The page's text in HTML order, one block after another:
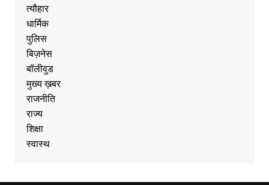
त्यौहार
धार्मिक
पुलिस
बिज़नेस
बॉलीवुड
मुख्य ख़बर
राजनीति
राज्य
शिक्षा
स्वास्थ